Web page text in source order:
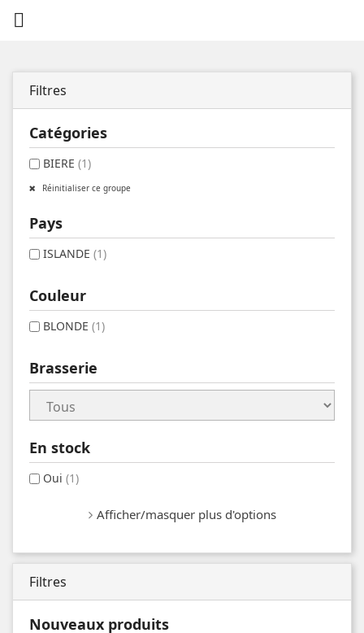

Filtres
Catégories
BIERE (1)
Réinitialiser ce groupe
Pays
ISLANDE (1)
Couleur
BLONDE (1)
Brasserie
En stock
Oui (1)
Afficher/masquer plus d'options
Filtres
Nouveaux produits